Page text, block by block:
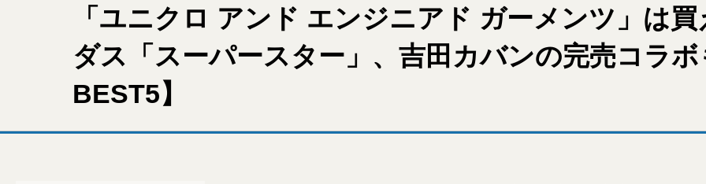
「ユニクロ アンド エンジニアド ガーメンツ」は
ダス「スーパースター」、吉田カバンの完売コラ
BEST5】